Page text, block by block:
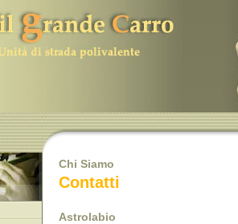
Chi Siamo
Contatti
Astrolabio